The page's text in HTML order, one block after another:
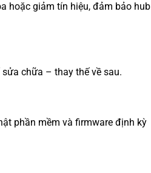
hoặc giảm tín hiệu, đảm bảo hub
chữa – thay thế về sau.
phần mềm và firmware định kỳ